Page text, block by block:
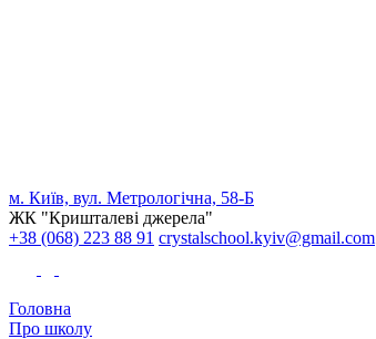
м. Київ, вул. Метрологічна, 58-Б
ЖК "Кришталеві джерела"
+38 (068) 223 88 91 crystalschool.kyiv@gmail.com
Головна
Про школу